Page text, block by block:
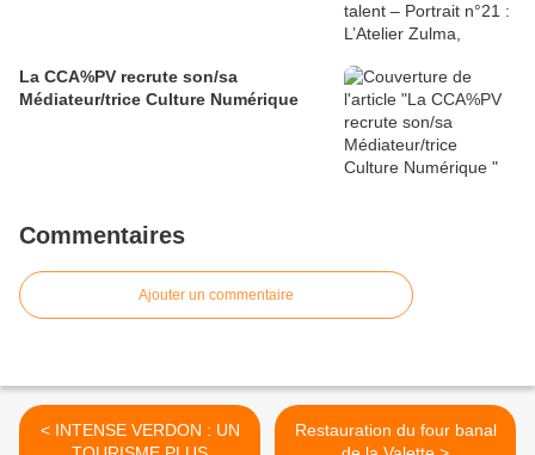
La CCA%PV recrute son/sa
Médiateur/trice Culture Numérique
Commentaires
Ajouter un commentaire
< INTENSE VERDON : UN
Restauration du four banal